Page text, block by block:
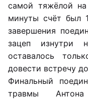
самой тяжёлой на
минуты счёт был
завершения
зацеп изнутри
оставалось
довести встречу
Финальный
травмы